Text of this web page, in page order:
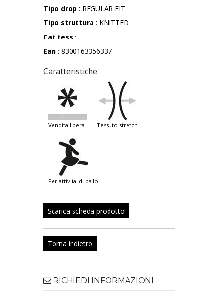
Tipo drop : REGULAR FIT
Tipo struttura : KNITTED
Cat tess :
Ean : 8300163356337
Caratteristiche
vendita libera tessuto stretch
per attivita' di ballo
Scarica scheda prodotto
Torna indietro
RICHIEDI INFORMAZIONI